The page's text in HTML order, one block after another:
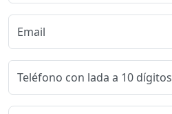
Email
Teléfono con lada a 10 dígitos